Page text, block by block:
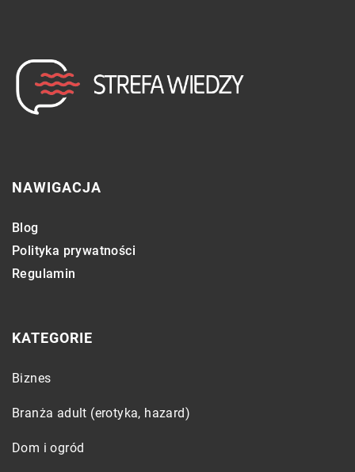
NAWIGACJA
Blog
Polityka prywatności
Regulamin
KATEGORIE
Biznes
Branża adult (erotyka, hazard)
Dom i ogród